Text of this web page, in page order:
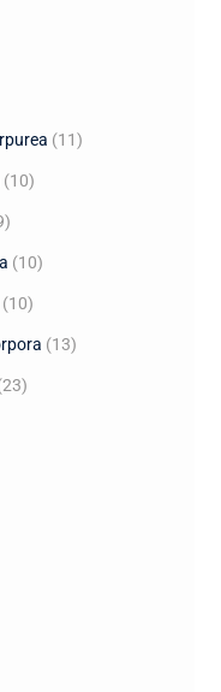
(11)
(10)
(10)
(10)
(13)